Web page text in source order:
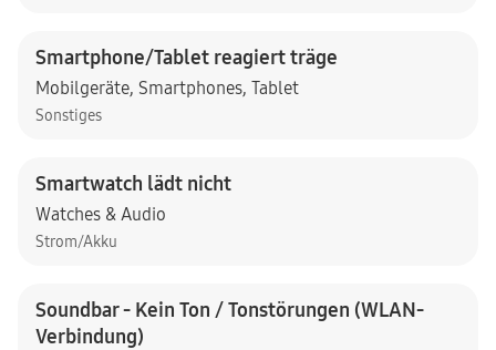
Smartphone/Tablet reagiert träge
Mobilgeräte, Smartphones, Tablet
Sonstiges
Smartwatch lädt nicht
Watches & Audio
Strom/Akku
Soundbar - Kein Ton / Tonstörungen (WLAN-
Verbindung)